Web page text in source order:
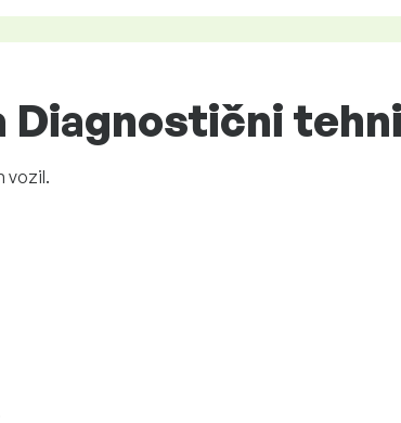
Diagnostični
vozil.